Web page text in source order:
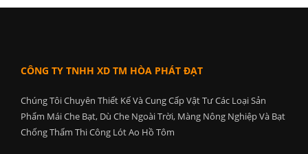
CÔNG TY TNHH XD TM HÒA PHÁT ĐẠT
Chúng Tôi Chuyên Thiết Kế Và Cung Cấp Vật Tư Các Loại Sản
Phẩm Mái Che Bạt, Dù Che Ngoài Trời, Màng Nông Nghiệp Và Bạt
Chống Thấm Thi Công Lót Ao Hồ Tôm